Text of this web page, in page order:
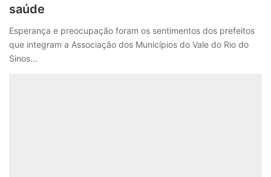
saúde
Esperança e preocupação foram os sentimentos dos prefeitos
que integram a Associação dos Municípios do Vale do Rio do
Sinos…